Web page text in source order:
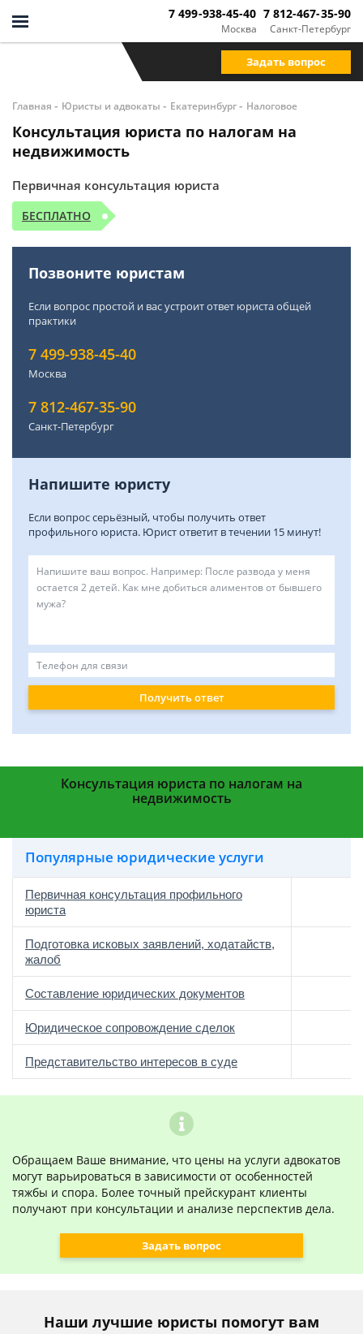
Москва
7 499-938-45-40
Санкт-Петербург
7 812-467-35-90
Задать вопрос
Главная - Юристы и адвокаты - Екатеринбург- Налоговое
Консультация юриста по налогам на
недвижимость
Первичная консультация юриста
БЕСПЛАТНО
Позвоните юристам
Если вопрос простой и вас устроит ответ юриста общей
практики
7 499-938-45-40
Москва
7 812-467-35-90
Санкт-Петербург
Напишите юристу
Если вопрос серьёзный, чтобы получить ответ
профильного юриста. Юрист ответит в течении 15 минут!
Получить ответ
Консультация юриста по налогам на
недвижимость
Популярные юридические услуги
Первичная консультация профильного
юриста
Подготовка исковых заявлений, ходатайств,
жалоб
Составление юридических документов
Юридическое сопровождение сделок
Представительство интересов в суде
Обращаем Ваше внимание, что цены на услуги адвокатов
могут варьироваться в зависимости от особенностей
тяжбы и спора. Более точный прейскурант клиенты
получают при консультации и анализе перспектив дела.
Задать вопрос
Наши лучшие юристы помогут вам